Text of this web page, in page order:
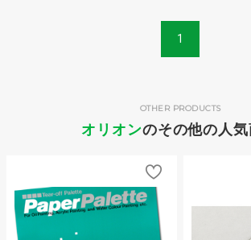
1
オリオンのその他の人
OTHER PRODUCTS